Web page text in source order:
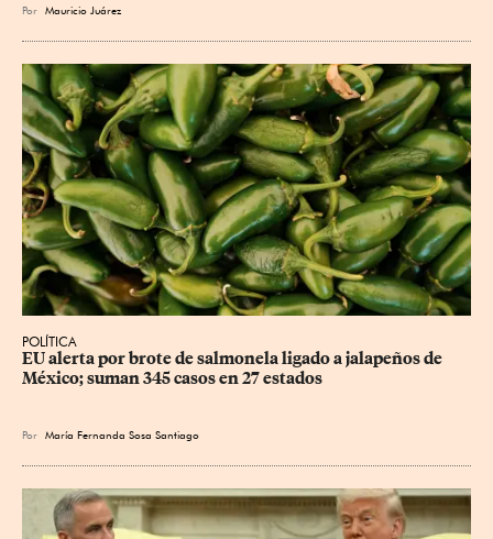
Por Mauricio Juárez
POLÍTICA
EU alerta por brote de salmonela ligado a jalapeños de
México; suman 345 casos en 27 estados
Por María Fernanda Sosa Santiago